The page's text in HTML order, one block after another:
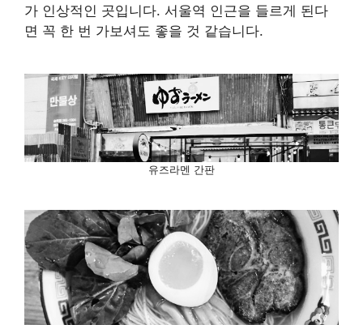
가 인상적인 곳입니다. 서울역 인근을 들르게 된다
면 꼭 한 번 가보셔도 좋을 것 같습니다.
유즈라멘 간판